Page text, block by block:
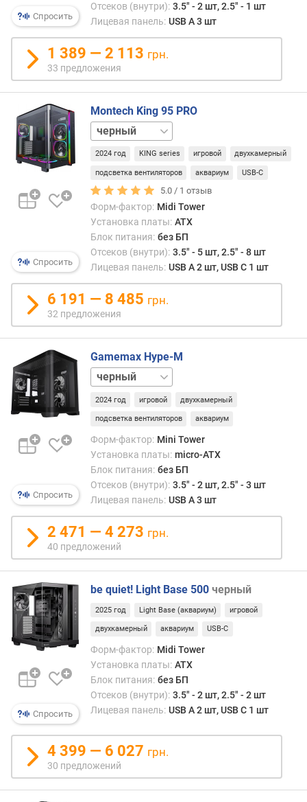
а
м
п
т
е
д
о
а
в
и
я
п
л
и
ч
е
т
в
р
е
д
л
о
ж
н
и
й
ы
т
а
ш
и
р
Спросить
Отсеков (внутри): 3.5" - 2 шт, 2.5" - 1 шт
Лицевая панель: USB A 3 шт
1 389 — 2 113 грн.
33 предложения
Спросить
Montech King 95 PRO
белый
красный
синий
2024 год KING series игровой двухкамерный
подсветка вентиляторов аквариум USB-C
5.0 / 1 отзыв
Форм-фактор: Midi Tower
Установка платы: ATX
Блок питания: без БП
Отсеков (внутри): 3.5" - 5 шт, 2.5" - 8 шт
Лицевая панель: USB A 2 шт, USB C 1 шт
6 191 — 8 485 грн.
32 предложения
Спросить
Gamemax Hype-M
белый
2024 год игровой двухкамерный
подсветка вентиляторов аквариум
Форм-фактор: Mini Tower
Установка платы: micro-ATX
Блок питания: без БП
Отсеков (внутри): 3.5" - 2 шт, 2.5" - 3 шт
Лицевая панель: USB A 3 шт
2 471 — 4 273 грн.
40 предложений
Спросить
be quiet! Light Base 500 черный
2025 год Light Base (аквариум) игровой
двухкамерный аквариум USB-C
Форм-фактор: Midi Tower
Установка платы: ATX
Блок питания: без БП
Отсеков (внутри): 3.5" - 2 шт, 2.5" - 2 шт
Лицевая панель: USB A 2 шт, USB C 1 шт
4 399 — 6 027 грн.
30 предложений